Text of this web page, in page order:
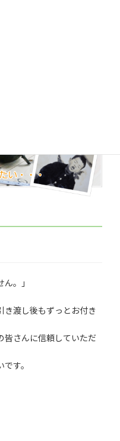
ん。」
き渡し後もずっとお付き
皆さんに信頼していただ
す。